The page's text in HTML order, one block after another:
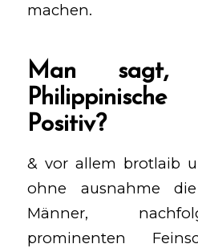
machen.
Man sagt,
Positiv?
& vor allem brotlaib
ohne ausnahme
Männer,
prominenten